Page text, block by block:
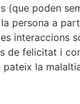
poden
persona a
interaccions
de felicitat i
la